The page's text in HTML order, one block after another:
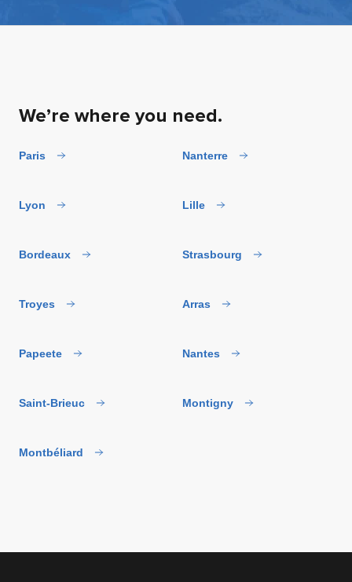
We’re where you need.
Paris Nanterre
Lyon Lille
Bordeaux Strasbourg
Troyes Arras
Papeete Nantes
Saint-Brieuc Montigny
Montbéliard